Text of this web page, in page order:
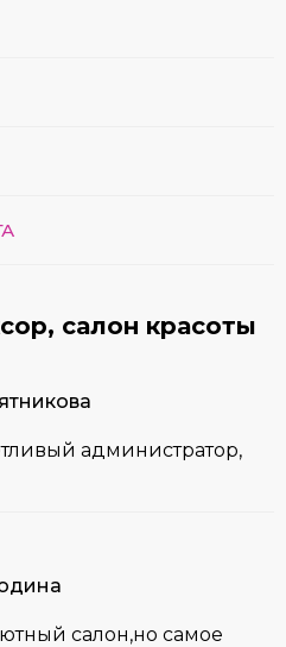
салон красоты
администратор,
салон,но самое